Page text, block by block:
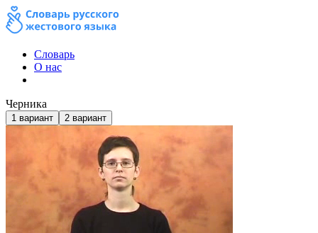
Словарь
О нас
Черника
1 вариант 2 вариант